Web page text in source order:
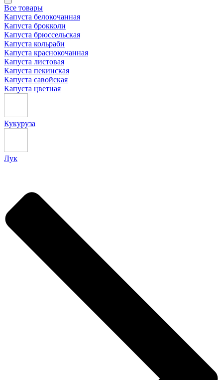
Все товары
Капуста белокочанная
Капуста брокколи
Капуста брюссельская
Капуста кольраби
Капуста краснокочанная
Капуста листовая
Капуста пекинская
Капуста савойская
Капуста цветная
Кукуруза
Лук